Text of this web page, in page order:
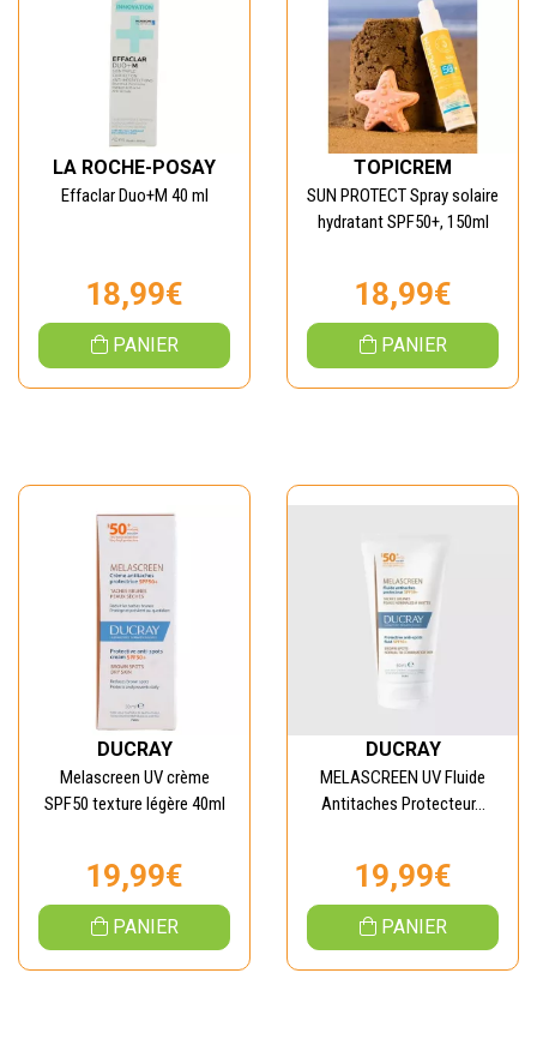
LA ROCHE-POSAY
Effaclar Duo+M 40 ml
18,99€
PANIER
TOPICREM
SUN PROTECT Spray solaire
hydratant SPF50+, 150ml
18,99€
PANIER
DUCRAY
Melascreen UV crème
SPF50 texture légère 40ml
19,99€
PANIER
DUCRAY
MELASCREEN UV Fluide
Antitaches Protecteur...
19,99€
PANIER